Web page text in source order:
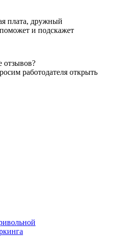
плата, дружный
и подскажет
отзывов?
работодателя открыть